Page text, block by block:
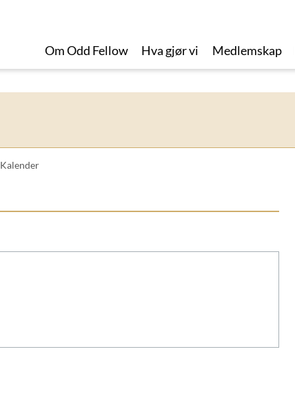
Om Odd Fellow Hva gjør vi Medlemskap
Kalender